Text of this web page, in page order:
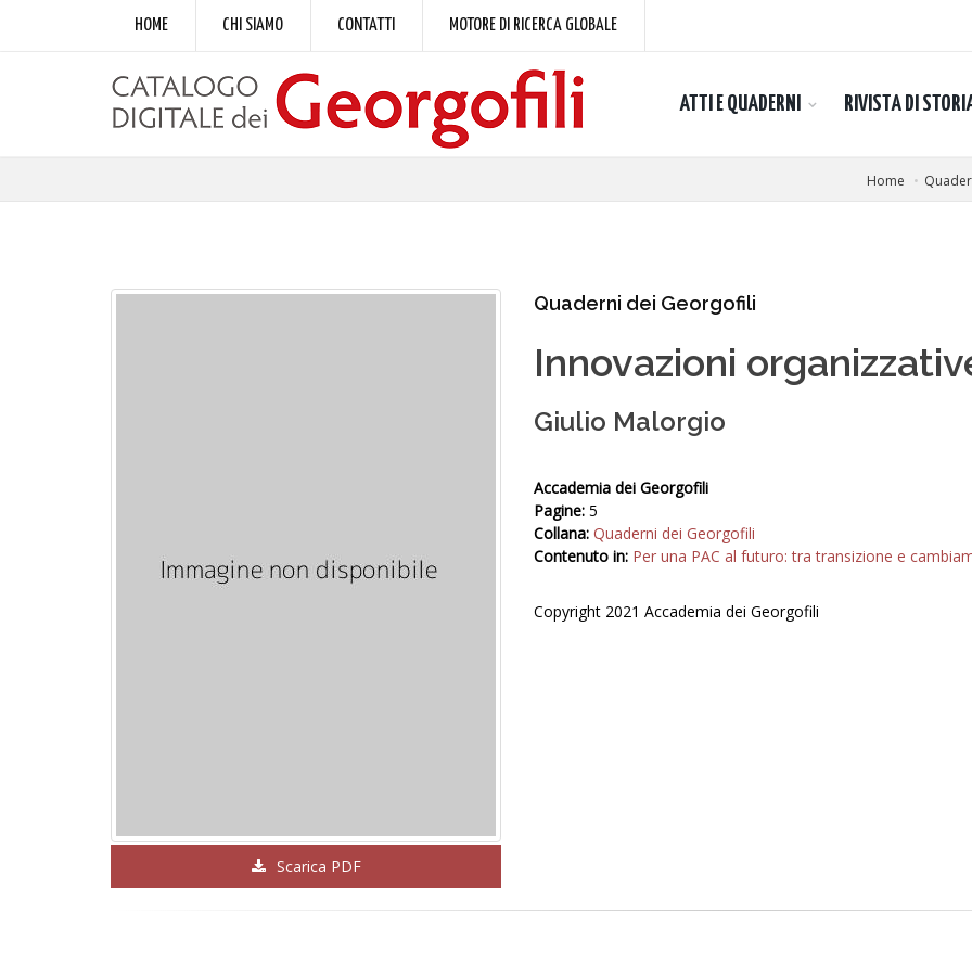
HOME CHI SIAMO CONTATTI MOTORE DI RICERCA GLOBALE
ATTI E QUADERNI RIVISTA DI
Home
Scarica PDF
Quaderni dei Georgofili
Innovazioni
Giulio Malorgio
Accademia dei Georgofili
Pagine: 5
Collana: Quaderni dei Georgofili
Contenuto in: Per una PAC al futuro: tra transizione e
Copyright 2021 Accademia dei Georgofili